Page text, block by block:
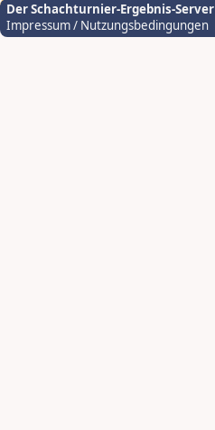
Der Schachturnier-Ergebnis-Server
Impressum / Nutzungsbedingungen